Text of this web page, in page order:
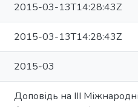
2015-03-13T14:28:43Z
2015-03-13T14:28:43Z
2015-03
Доповідь на ІІІ